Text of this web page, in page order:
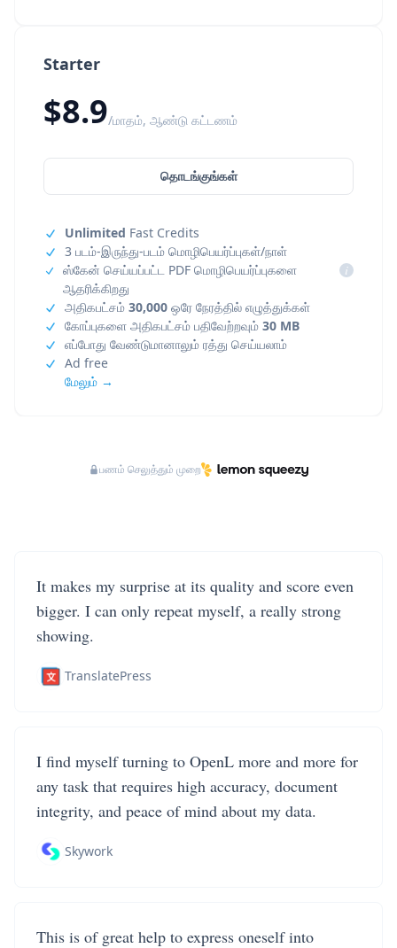
Starter
$8.9/மாதம், ஆண்டு கட்டணம்
தொடங்குங்கள்
Unlimited Fast Credits
3 படம்-இருந்து-படம் மொழிபெயர்ப்புகள்/நாள்
ஸ்கேன் செய்யப்பட்ட PDF மொழிபெயர்ப்புகளை
ஆதரிக்கிறது
i
அதிகபட்சம் 30,000 ஒரே நேரத்தில் எழுத்துக்கள்
கோப்புகளை அதிகபட்சம் பதிவேற்றவும் 30 MB
எப்போது வேண்டுமானாலும் ரத்து செய்யலாம்
Ad free
மேலும் →
பணம் செலுத்தும் முறை
It makes my surprise at its quality and score even
bigger. I can only repeat myself, a really strong
showing.
TranslatePress
I find myself turning to OpenL more and more for
any task that requires high accuracy, document
integrity, and peace of mind about my data.
Skywork
This is of great help to express oneself into